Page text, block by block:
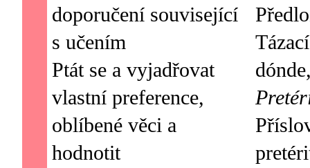
doporučení související
s učením
Ptát se a vyjadřovat
vlastní preference,
oblíbené věci a
hodnotit